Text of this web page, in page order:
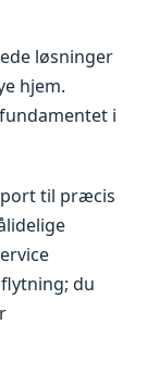
løsninger
hjem.
i
til præcis
du